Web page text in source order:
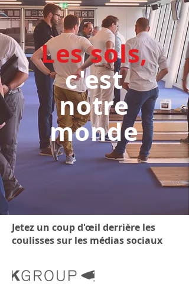
Les sols,
c'est
notre
monde
Jetez un coup d'œil derrière les
coulisses sur les médias sociaux